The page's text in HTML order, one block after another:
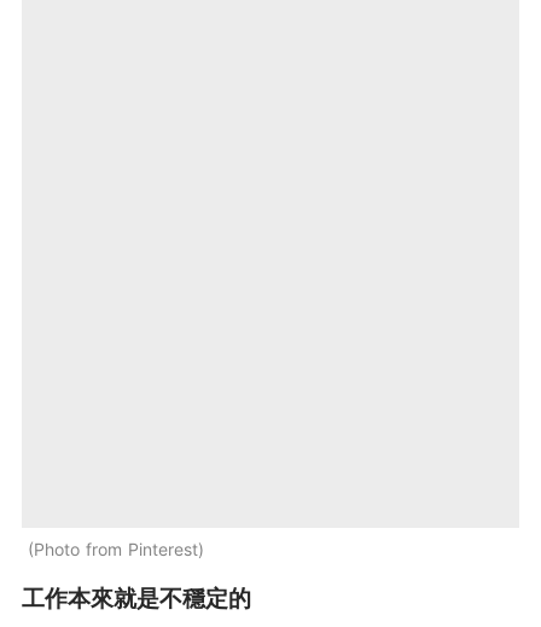
Photo from Pinterest
工作本來就是不穩定的